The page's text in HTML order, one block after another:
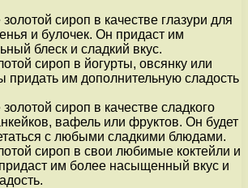
сироп в качестве глазури для
и булочек. Он придаст им
блеск и сладкий вкус.
сироп в йогурты, овсянку или
придать им дополнительную сладость
сироп в качестве сладкого
вафель или фруктов. Он будет
с любыми сладкими блюдами.
сироп в свои любимые коктейли и
им более насыщенный вкус и